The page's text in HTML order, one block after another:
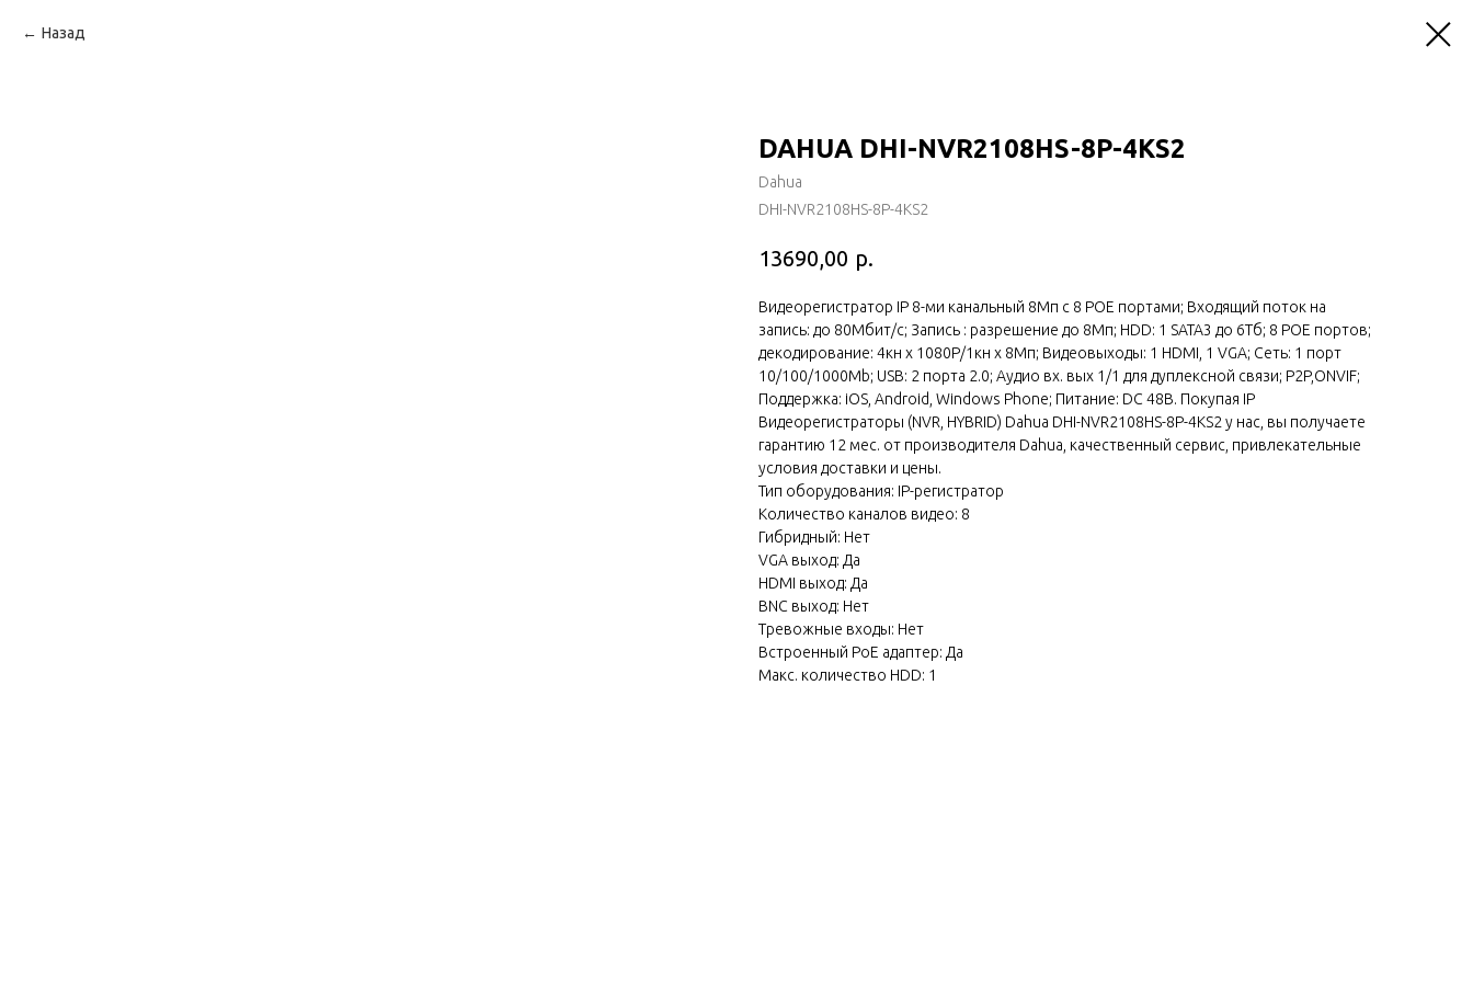
Назад
DAHUA DHI-NVR2108HS-8P-4KS2
Dahua
DHI-NVR2108HS-8P-4KS2
13690,00 р.
Видеорегистратор IP 8-ми канальный 8Мп с 8 POE портами; Входящий поток на
запись: до 80Мбит/с; Запись : разрешение до 8Мп; HDD: 1 SATA3 до 6Тб; 8 POE портов;
декодирование: 4кн х 1080Р/1кн х 8Мп; Видеовыходы: 1 HDMI, 1 VGA; Сеть: 1 порт
10/100/1000Mb; USB: 2 порта 2.0; Аудио вх. вых 1/1 для дуплексной связи; P2P,ONVIF;
Поддержка: iOS, Android, Windows Phone; Питание: DC 48В. Покупая IP
Видеорегистраторы (NVR, HYBRID) Dahua DHI-NVR2108HS-8P-4KS2 у нас, вы получаете
гарантию 12 мес. от производителя Dahua, качественный сервис, привлекательные
условия доставки и цены.
Тип оборудования: IP-регистратор
Количество каналов видео: 8
Гибридный: Нет
VGA выход: Да
HDMI выход: Да
BNC выход: Нет
Тревожные входы: Нет
Встроенный PoE адаптер: Да
Макс. количество HDD: 1